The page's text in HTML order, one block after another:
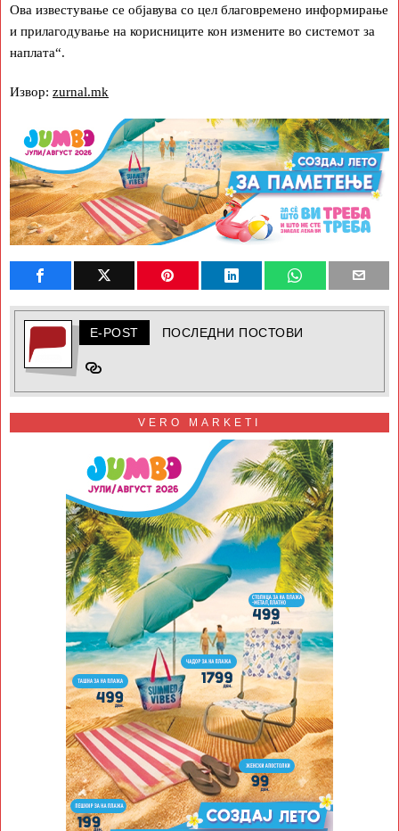
Ова известување се објавува со цел благовремено информирање
и прилагодување на корисниците кон измените во системот за
наплата“.
Извор: zurnal.mk
E-POST ПОСЛЕДНИ ПОСТОВИ
VERO MARKETI